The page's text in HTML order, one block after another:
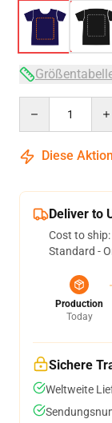
Diese
Deliver to
Cost to ship:
Standard -
Production
Today
Sichere
Weltweite